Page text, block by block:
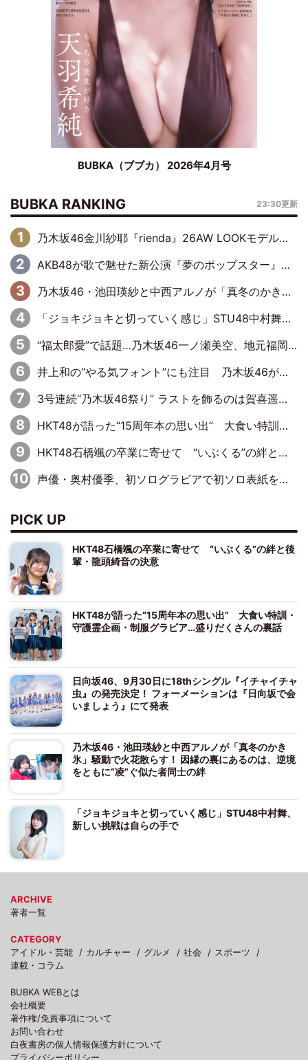
BUBKA（ブブカ） 2026年4月号
BUBKA RANKING 23:30更新
乃木坂46金川紗耶『rienda』26AW LOOKモデルに就任
AKB48が歌で魅せた新公演『夢のポップスター』 初日から全身全霊のステージ
乃木坂46・池田瑛紗と中西アルノが「真冬のかき氷」騒動で火花散らす！ 因縁の裏にあるのは、逆境をともに“凌”ぐ似た者同士の絆
「ジョキジョキと切っていく感じ」STU48中村舞、新しい挑戦は自らの手で
“福太郎愛”で話題…乃木坂46一ノ瀬美空、地元福岡『めんべい25周年トップサポーター』に就任
井上和の“やる気フォント”にも注目 乃木坂46が挑んだ書道パフォーマンスの舞台裏
3号連続“乃木坂46祭り” ラストを飾るのは賀喜遥香…5年ぶりの登場に「5年分大人になった私を見ていただけたら」
HKT48が語った“15周年本の思い出” 大食い特訓・守護霊企画・制服グラビア…盛りだくさんの裏話
HKT48石橋颯の卒業に寄せて “いぶくる”の絆と後輩・龍頭綺音の決意
声優・奥村優季、初ソログラビアで初ソロ表紙を飾る！ 初めて見せる表情や、声優を志したきっかけなどを語った必読のインタビューを掲載
PICK UP
HKT48石橋颯の卒業に寄せて “いぶくる”の絆と後
輩・龍頭綺音の決意
HKT48が語った“15周年本の思い出” 大食い特訓・
守護霊企画・制服グラビア…盛りだくさんの裏話
日向坂46、9月30日に18thシングル『イチャイチャ
虫』の発売決定！ フォーメーションは『日向坂で会
いましょう』にて発表
乃木坂46・池田瑛紗と中西アルノが「真冬のかき
氷」騒動で火花散らす！ 因縁の裏にあるのは、逆境
をともに“凌”ぐ似た者同士の絆
「ジョキジョキと切っていく感じ」STU48中村舞、
新しい挑戦は自らの手で
ARCHIVE
著者一覧
CATEGORY
アイドル・芸能
カルチャー グルメ 社会
スポーツ
連載・コラム
BUBKA WEBとは
会社概要
著作権/免責事項について
お問い合わせ
白夜書房の個人情報保護方針について
プライバシーポリシー